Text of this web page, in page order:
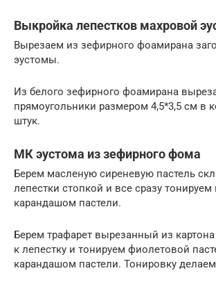
Выкройка лепестков махровой
Вырезаем из зефирного фоамирана
эустомы.
Из белого зефирного фоамирана
прямоугольники размером 4,5*3,5 см в
штук.
МК эустома из зефирного фома
Берем масленую сиреневую пастель
лепестки стопкой и все сразу тонируем
карандашом пастели.
Берем трафарет вырезанный из
к лепестку и тонируем фиолетовой
карандашом пастели. Тонировку